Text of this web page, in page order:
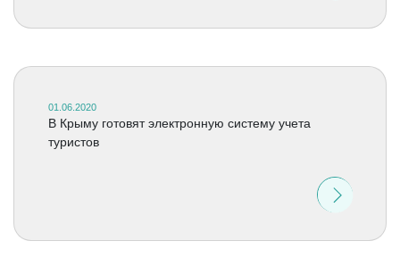
01.06.2020
В Крыму готовят электронную систему учета
туристов